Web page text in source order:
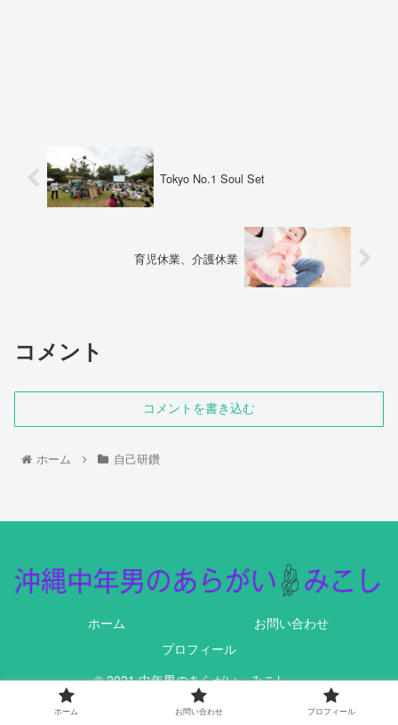
Tokyo No.1 Soul Set
育児休業、介護休業
コメント
コメントを書き込む
ホーム 自己研鑽
ホーム
お問い合わせ
プロフィール
© 2021 中年男のあらがい みこし .
ホーム お問い合わせ プロフィール